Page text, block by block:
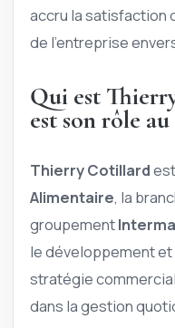
accru la satisfaction
de l’entreprise
Qui est
est son rôle
Thierry Cotillard
Alimentaire, la
groupement
le développement
stratégie
dans la gestion